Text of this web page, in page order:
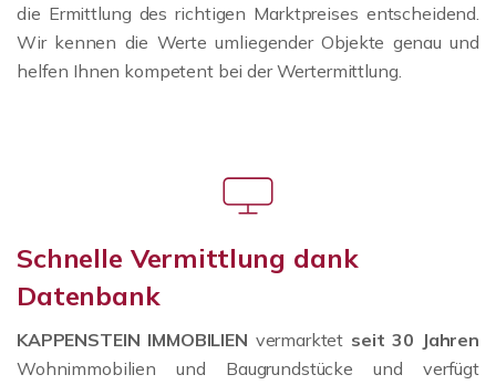
die Ermittlung des richtigen Marktpreises entscheidend.
Wir kennen die Werte umliegender Objekte genau und
helfen Ihnen kompetent bei der Wertermittlung.
Schnelle Vermittlung dank
Datenbank
KAPPENSTEIN IMMOBILIEN vermarktet seit 30 Jahren
Wohnimmobilien und Baugrundstücke und verfügt